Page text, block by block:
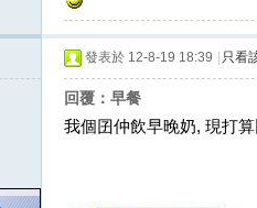
發表於 12-8-19 18:39 只看
回覆：早餐
我個囝仲飲早晚奶, 現打